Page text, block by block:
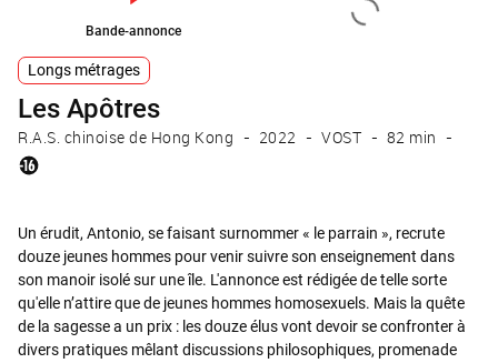
Bande-annonce
Longs métrages
Les Apôtres
R.A.S. chinoise de Hong Kong 2022 VOST 82 min
Un érudit, Antonio, se faisant surnommer « le parrain », recrute
douze jeunes hommes pour venir suivre son enseignement dans
son manoir isolé sur une île. L'annonce est rédigée de telle sorte
qu'elle n’attire que de jeunes hommes homosexuels. Mais la quête
de la sagesse a un prix : les douze élus vont devoir se confronter à
divers pratiques mêlant discussions philosophiques, promenade